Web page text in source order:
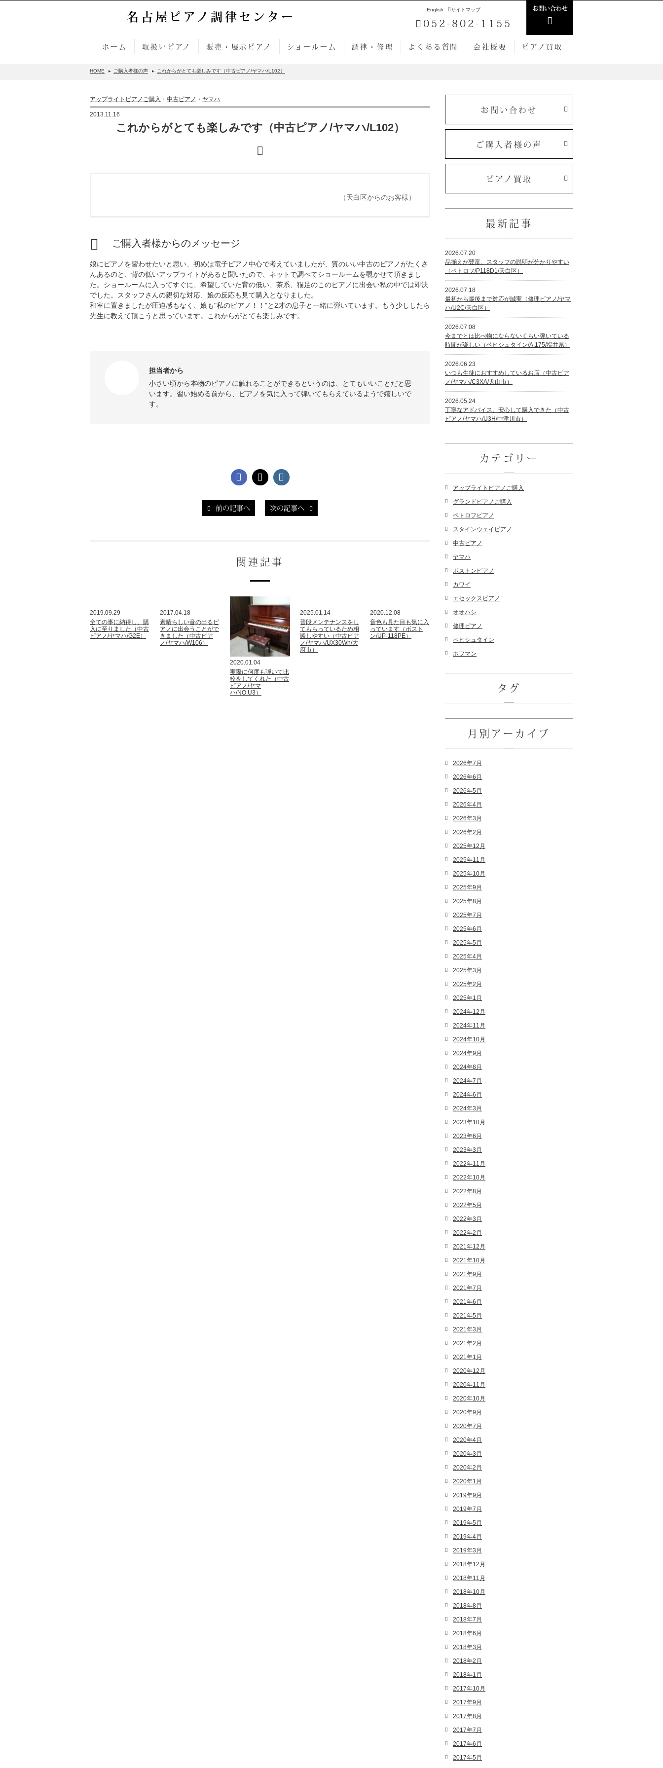
English サイトマップ
052-802-1155
お問い合わせ
名古屋ピアノ調律センター
ホーム 取扱いピアノ 販売・展示ピアノ ショールーム 調律・修理 よくある質問 会社概要 ピアノ買取
HOME ご購入者様の声 これからがとても楽しみです（中古ピアノ/ヤマハ/L102）
アップライトピアノご購入 ・ 中古ピアノ ・ ヤマハ
2013.11.16
これからがとても楽しみです（中古ピアノ/ヤマハ/L102）
（天白区からのお客様）
ご購入者様からのメッセージ
娘にピアノを習わせたいと思い、初めは電子ピアノ中心で考えていましたが、質のいい中古のピアノがたくさ
んあるのと、背の低いアップライトがあると聞いたので、ネットで調べてショールームを覗かせて頂きまし
た。ショールームに入ってすぐに、希望していた背の低い、茶系、猫足のこのピアノに出会い私の中では即決
でした。スタッフさんの親切な対応、娘の反応も見て購入となりました。
和室に置きましたが圧迫感もなく、娘も"私のピアノ！！”と2才の息子と一緒に弾いています。もう少ししたら
先生に教えて頂こうと思っています。これからがとても楽しみです。
担当者から
小さい頃から本物のピアノに触れることができるというのは、とてもいいことだと思
います。習い始める前から、ピアノを気に入って弾いてもらえているようで嬉しいで
す。
前の記事へ 次の記事へ
関連記事
2019.09.29
全ての事に納得し、購
入に至りました（中古
ピアノ/ヤマハ/G2E）
2017.04.18
素晴らしい音の出るピ
アノに出会うことがで
きました（中古ピア
ノ/ヤマハ/W106）
2020.01.04
実際に何度も弾いて比
較をしてくれた（中古
ピアノ/ヤマ
ハ/NO.U3）
2025.01.14
普段メンテナンスをし
てもらっているため相
談しやすい（中古ピア
ノ/ヤマハ/UX30Wn/大
府市）
2020.12.08
音色も見た目も気に入
っています（ボスト
ン/UP-118PE）
お問い合わせ
ご購入者様の声
ピアノ買取
最新記事
2026.07.20
品揃えが豊富、スタッフの説明が分かりやすい
（ペトロフ/P118D1/天白区）
2026.07.18
最初から最後まで対応が誠実（修理ピアノ/ヤマ
ハ/U2C/天白区）
2026.07.08
今までとは比べ物にならないくらい弾いている
時間が楽しい（ベヒシュタイン/A.175/福井県）
2026.06.23
いつも生徒におすすめしているお店（中古ピア
ノ/ヤマハ/C3XA/犬山市）
2026.05.24
丁寧なアドバイス、安心して購入できた（中古
ピアノ/ヤマハ/U3H/中津川市）
カテゴリー
アップライトピアノご購入
グランドピアノご購入
ペトロフピアノ
スタインウェイピアノ
中古ピアノ
ヤマハ
ボストンピアノ
カワイ
エセックスピアノ
オオハシ
修理ピアノ
ベヒシュタイン
ホフマン
タグ
月別アーカイブ
2026年7月
2026年6月
2026年5月
2026年4月
2026年3月
2026年2月
2025年12月
2025年11月
2025年10月
2025年9月
2025年8月
2025年7月
2025年6月
2025年5月
2025年4月
2025年3月
2025年2月
2025年1月
2024年12月
2024年11月
2024年10月
2024年9月
2024年8月
2024年7月
2024年6月
2024年3月
2023年10月
2023年6月
2023年3月
2022年11月
2022年10月
2022年8月
2022年5月
2022年3月
2022年2月
2021年12月
2021年10月
2021年9月
2021年7月
2021年6月
2021年5月
2021年3月
2021年2月
2021年1月
2020年12月
2020年11月
2020年10月
2020年9月
2020年7月
2020年4月
2020年3月
2020年2月
2020年1月
2019年9月
2019年7月
2019年5月
2019年4月
2019年3月
2018年12月
2018年11月
2018年10月
2018年8月
2018年7月
2018年6月
2018年3月
2018年2月
2018年1月
2017年10月
2017年9月
2017年8月
2017年7月
2017年6月
2017年5月